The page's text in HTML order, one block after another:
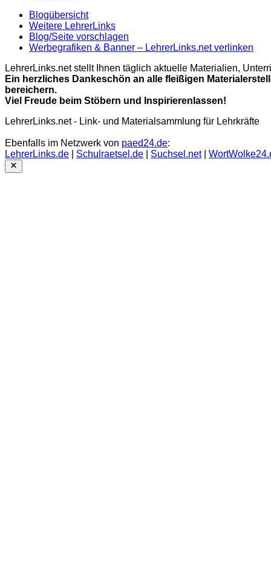
Blogübersicht
Weitere LehrerLinks
Blog/Seite vorschlagen
Werbegrafiken & Banner – LehrerLinks.net verlinken
LehrerLinks.net stellt Ihnen täglich aktuelle Materialien,
Ein herzliches Dankeschön an alle fleißigen
bereichern.
Viel Freude beim Stöbern und Inspirierenlassen!
LehrerLinks.net - Link- und Materialsammlung für Lehrkräfte
Ebenfalls im Netzwerk von paed24.de:
LehrerLinks.de
Schulraetsel.de Suchsel.net|
Close